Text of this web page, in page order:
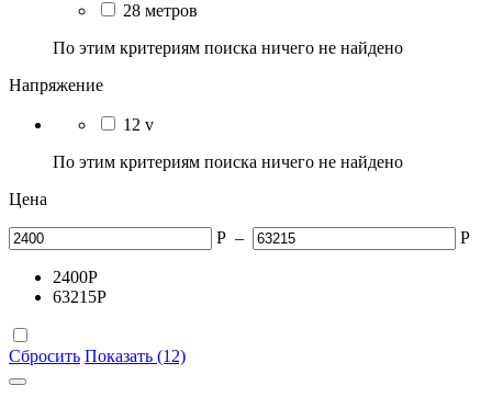
28 метров
По этим критериям поиска ничего не найдено
Напряжение
12 v
По этим критериям поиска ничего не найдено
Цена
Р – Р
2400Р
63215Р
Сбросить Показать (12)